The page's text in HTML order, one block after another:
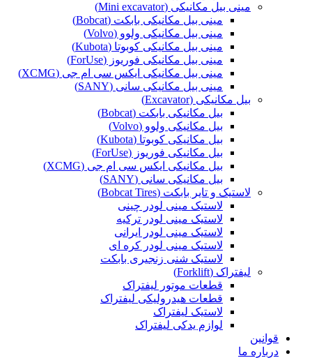
مینی بیل مکانیکی (Mini excavator)
مینی بیل مکانیکی بابکت (Bobcat)
مینی بیل مکانیکی ولوو (Volvo)
مینی بیل مکانیکی کوبوتا (Kubota)
مینی بیل مکانیکی فوریوز (ForUse)
مینی بیل مکانیکی ایکس سی ام جی (XCMG)
مینی بیل مکانیکی سانی (SANY)
بیل مکانیکی (Excavator)
بیل مکانیکی بابکت (Bobcat)
بیل مکانیکی ولوو (Volvo)
بیل مکانیکی کوبوتا (Kubota)
بیل مکانیکی فوریوز (ForUse)
بیل مکانیکی ایکس سی ام جی (XCMG)
بیل مکانیکی سانی (SANY)
لاستیک و تایر بابکت (Bobcat Tires)
لاستیک مینی لودر چینی
لاستیک مینی لودر ترکیه
لاستیک مینی لودر ایرانی
لاستیک مینی لودر کره ای
لاستیک شنی زنجیری بابکت
لیفتراک (Forklift)
قطعات موتور لیفتراک
قطعات هیدرولیکی لیفتراک
لاستیک لیفتراک
لوازم یدکی لیفتراک
قوانین
درباره ما